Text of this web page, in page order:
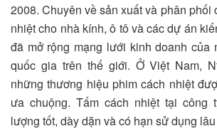
2008. Chuyên về sản xuất và phân phối
nhiệt cho nhà kính, ô tô và các dự án
đã mở rộng mạng lưới kinh doanh của
quốc gia trên thế giới. Ở Việt Nam,
những thương hiệu phim cách nhiệt
ưa chuộng. Tấm cách nhiệt tại công
lượng tốt, dày dặn và có hạn sử dụng